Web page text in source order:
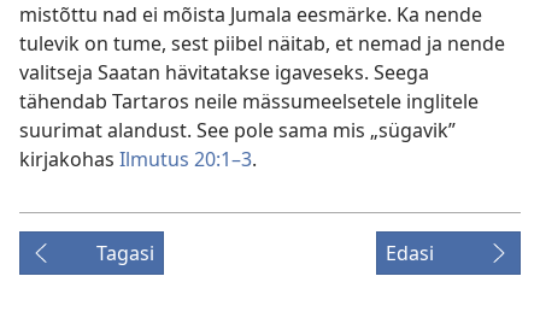
mistõttu nad ei mõista Jumala eesmärke. Ka nende
tulevik on tume, sest piibel näitab, et nemad ja nende
valitseja Saatan hävitatakse igaveseks. Seega
tähendab Tartaros neile mässumeelsetele inglitele
suurimat alandust. See pole sama mis „sügavik”
kirjakohas Ilmutus 20:1–3.
Tagasi Edasi